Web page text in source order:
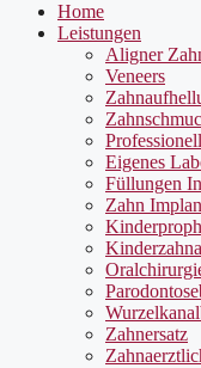
Home
Leistungen
Aligner
Veneers
Eigenes
Füllungen
Zahn
Zahnersatz